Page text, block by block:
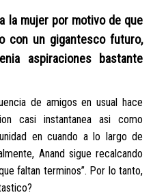
a la mujer por motivo de que
con un gigantesco futuro,
aspiraciones bastante
de amigos en usual hace
casi instantanea asi­ como
en cuando a lo largo de
Anand sigue recalcando
faltan terminos”. Por lo tanto,